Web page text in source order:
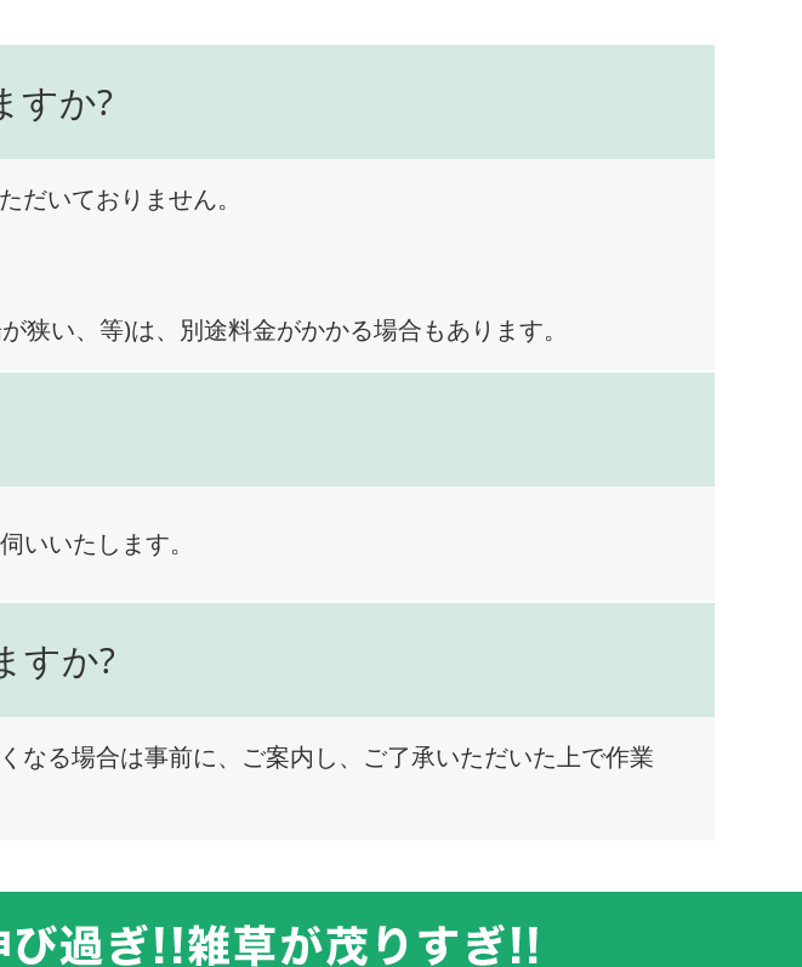
すか?
だいておりません。
い、等)は、別途料金がかかる場合もあります。
いいたします。
すか?
なる場合は事前に、ご案内し、ご了承いただいた上で作業